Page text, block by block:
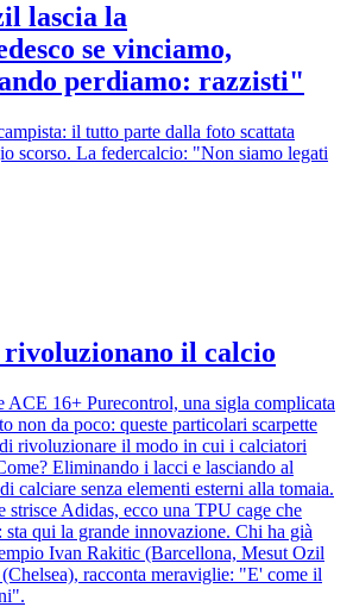
lascia la
se vinciamo,
perdiamo: razzisti"
il tutto parte dalla foto scattata
scorso. La federcalcio: "Non siamo legati
rivoluzionano il calcio
ACE 16+ Purecontrol, una sigla complicata
non da poco: queste particolari scarpette
rivoluzionare il modo in cui i calciatori
Eliminando i lacci e lasciando al
calciare senza elementi esterni alla tomaia.
strisce Adidas, ecco una TPU cage che
sta qui la grande innovazione. Chi ha già
Ivan Rakitic (Barcellona, Mesut Ozil
racconta meraviglie: "E' come il